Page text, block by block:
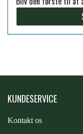
PREMIER
KUNDESERVICE
Kontakt os